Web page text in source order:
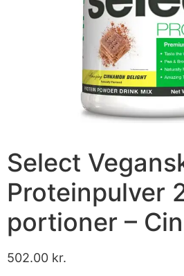
Select
Proteinpulver
portioner –
502.00 kr.